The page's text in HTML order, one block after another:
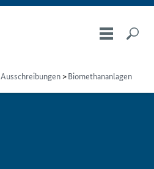
Ausschreibungen Biomethananlagen